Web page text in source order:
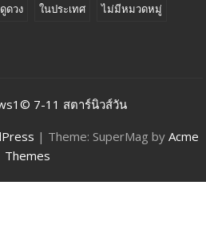
ดวง ในประเทศ ไม่มีหมวดหมู่
7-11 สตาร์นิวส์วัน
| Theme: SuperMag by Acme
Themes